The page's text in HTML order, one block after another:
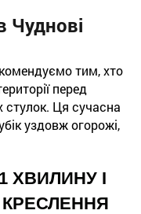
Чуднові
тим, хто
перед
стулок. Ця сучасна
уздовж огорожі,
ХВИЛИНУ І